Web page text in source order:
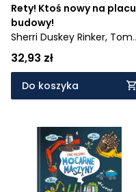
Rety! Ktoś nowy na placu
budowy!
Sherri Duskey Rinker, Tom
Lichtenheld
32,93 zł
Do koszyka